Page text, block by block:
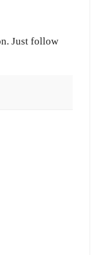
Just follow